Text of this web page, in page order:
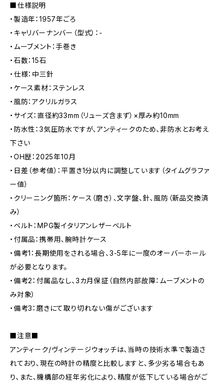
■仕様説明
・製造年：1957年ごろ
・キャリバーナンバー（型式）：-
・ムーブメント：手巻き
・石数：15石
・仕様：中三針
・ケース素材：ステンレス
・風防：アクリルガラス
・サイズ：直径約33mm（リューズ含まず）×厚み約10mm
・防水性：3気圧防水ですが、アンティークのため、非防水とお考え
下さい
・OH歴：2025年10月
・日差（参考値）：平置き1分以内に調整しています（タイムグラファ
ー値）
・クリーニング箇所：ケース（磨き）、文字盤、針、風防（新品交換済
み）
・ベルト：MPG製イタリアンレザーベルト
・付属品：携帯用、腕時計ケース
・備考1：長期使用をされる場合、3-5年に一度のオーバーホール
が必要となります。
・備考2：付属品なし、3カ月保証（自然内部故障：ムーブメントの
み対象）
・備考3：磨きにて取り切れない傷がございます
■注意■
アンティーク/ヴィンテージウォッチは、当時の技術水準で製造さ
れており、現在の時計の精度と比較しますと、多少劣る場合もあ
り、また、機構部の経年劣化により、精度が低下している場合がご